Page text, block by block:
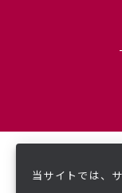
当サイトでは、